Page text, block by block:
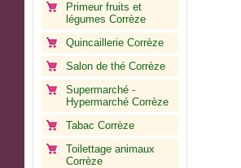
Primeur fruits et
légumes Corrèze
Quincaillerie Corrèze
Salon de thé Corrèze
Supermarché -
Hypermarché Corrèze
Tabac Corrèze
Toilettage animaux
Corrèze